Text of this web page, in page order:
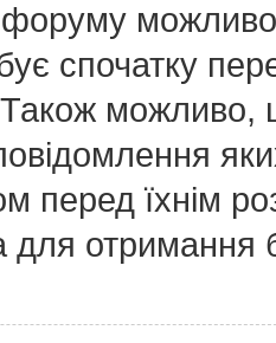
форуму
спочатку
можливо,
перед їхнім
для отримання